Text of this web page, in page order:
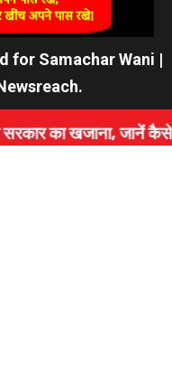
for Samachar Wani |
.
जानें कैसे रचा इतिहास।